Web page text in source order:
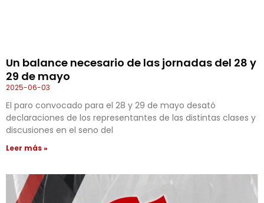
Un balance necesario de las jornadas del 28 y
29 de mayo
2025-06-03
El paro convocado para el 28 y 29 de mayo desató
declaraciones de los representantes de las distintas clases y
discusiones en el seno del
Leer más »